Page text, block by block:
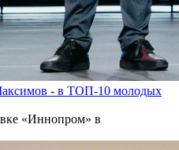
- в ТОП-10 молодых
«Иннопром» в